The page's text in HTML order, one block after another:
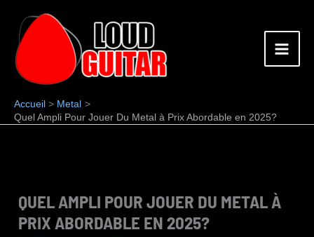
contenu
Accueil
Metal
Quel Ampli Pour Jouer Du Metal à Prix Abordable en 2025?
QUEL AMPLI POUR JOUER DU METAL À
PRIX ABORDABLE EN 2025?